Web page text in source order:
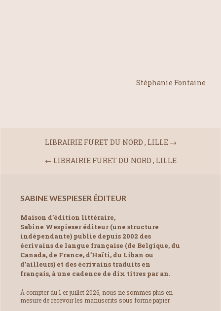
Stéphanie Fontaine
LIBRAIRIE FURET DU NORD , LILLE →
← LIBRAIRIE FURET DU NORD , LILLE
SABINE WESPIESER ÉDITEUR
Maison d’édition littéraire,
Sabine Wespieser éditeur (une structure
indépendante) publie depuis 2002 des
écrivains de langue française (de Belgique, du
Canada, de France, d’Haïti, du Liban ou
d’ailleurs) et des écrivains traduits en
français, à une cadence de dix titres par an.
À compter du 1 er juillet 2026, nous ne sommes plus en
mesure de recevoir les manuscrits sous forme papier.